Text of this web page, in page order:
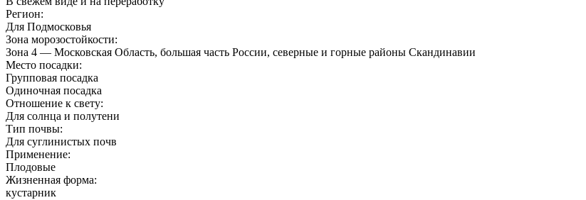
Регион:
Для Подмосковья
Зона морозостойкости:
Зона 4 — Московская Область, большая часть России, северные и горные районы Скандинавии
Место посадки:
Групповая посадка
Одиночная посадка
Отношение к свету:
Для солнца и полутени
Тип почвы:
Для суглинистых почв
Применение:
Плодовые
Жизненная форма:
кустарник